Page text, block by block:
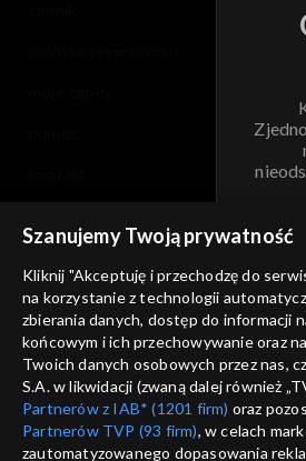
informacje o dostawcy usług
Szanujemy Twoją prywatność
Kliknij "Akceptuję i przechodzę do
na korzystanie z technologii
zbierania danych, dostęp do informacji
końcowym i ich przechowywanie oraz
Twoich danych osobowych przez nas,
S.A. w likwidacji (zwaną dalej również
Partnerów z IAB* (1201 firm) oraz
Partnerów TVP (93 firm), w celach
zautomatyzowanego dopasowania